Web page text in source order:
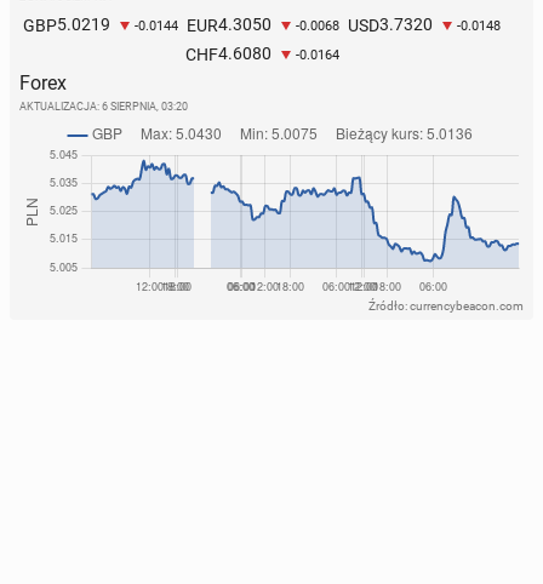
GBP5.0219 -0.0144 EUR4.3050 -0.0068 USD3.7320 -0.0148
CHF4.6080 -0.0164
Forex
AKTUALIZACJA: 6 SIERPNIA, 03:20
Źródło: currencybeacon.com